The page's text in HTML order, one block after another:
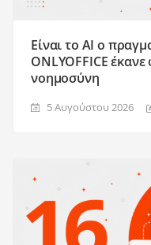
Είναι το AI ο
ONLYOFFICE
νοημοσύνη
5 Αυγούστου 2026